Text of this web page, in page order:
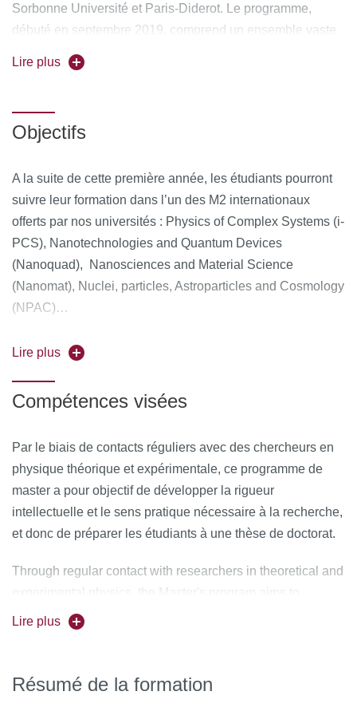
Sorbonne Université et Paris-Diderot. Le programme,
débuté en septembre 2019, comprend un ensemble vaste
et exigeant de cours avancés de physique fondamentale,
expérimentale et numérique.
The list of courses taught in the first year program is:
Advanced quantum mechanics
Statistical physics
Numerical methods for physics
Macroscopic and complex systems
French foreign language
Laboratory
Second semester courses:
Atom and molecular physics
Condensed matter
Nuclear and particle physics
Advanced Quantum Mechanics 2
Lire plus
Objectifs
A la suite de cette première année, les étudiants pourront
suivre leur formation dans l’un des M2 internationaux
offerts par nos universités : Physics of Complex Systems (i-
PCS), Nanotechnologies and Quantum Devices
(Nanoquad), Nanosciences and Material Science
(Nanomat), Nuclei, particles, Astroparticles and Cosmology
(NPAC)…
After completing the first year, students are fully prepared to
Nanotechnologies and Quantum Devices (Nanoquad),
particles, Astroparticles and Cosmology (NPAC)...
Lire plus
Compétences visées
Par le biais de contacts réguliers avec des chercheurs en
physique théorique et expérimentale, ce programme de
master a pour objectif de développer la rigueur
intellectuelle et le sens pratique nécessaire à la recherche,
et donc de préparer les étudiants à une thèse de doctorat.
Through regular contact with researchers in theoretical and
experimental physics, the Master's program aims to
develop the necessary intellectual rigor and practical
Lire plus
Résumé de la formation